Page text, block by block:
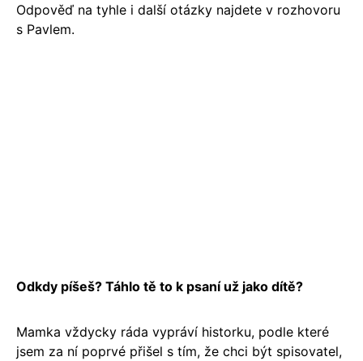
Odpověď na tyhle i další otázky najdete v rozhovoru
s Pavlem.
Odkdy píšeš? Táhlo tě to k psaní už jako dítě?
Mamka vždycky ráda vypráví historku, podle které
jsem za ní poprvé přišel s tím, že chci být spisovatel,